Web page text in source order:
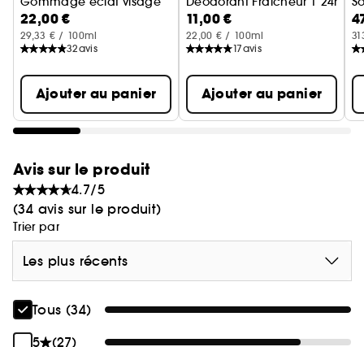
22,00 €
29,33 € / 100ml
32avis
Ajouter au panier
11,00 €
22,00 € / 100ml
17avis
Ajouter au panier
Avis sur le produit
4.7/5
(34 avis sur le produit)
Trier par
Les plus récents
Tous (34)
5
(27)